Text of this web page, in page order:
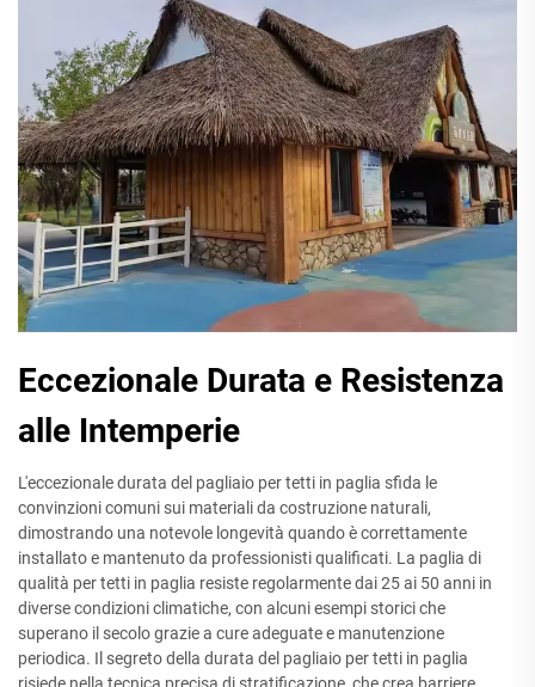
Eccezionale Durata e Resistenza
alle Intemperie
L'eccezionale durata del pagliaio per tetti in paglia sfida le
convinzioni comuni sui materiali da costruzione naturali,
dimostrando una notevole longevità quando è correttamente
installato e mantenuto da professionisti qualificati. La paglia di
qualità per tetti in paglia resiste regolarmente dai 25 ai 50 anni in
diverse condizioni climatiche, con alcuni esempi storici che
superano il secolo grazie a cure adeguate e manutenzione
periodica. Il segreto della durata del pagliaio per tetti in paglia